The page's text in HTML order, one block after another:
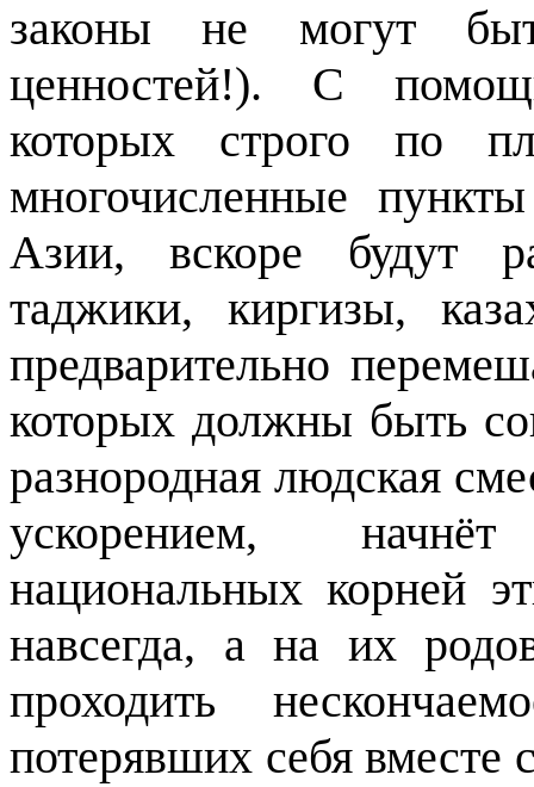
законы не могут
ценностей!). С
которых строго по
многочисленные
Азии, вскоре будут
таджики, киргизы,
предварительно
которых должны быть
разнородная людская
ускорением,
национальных корней
навсегда, а на их
проходить
потерявших себя